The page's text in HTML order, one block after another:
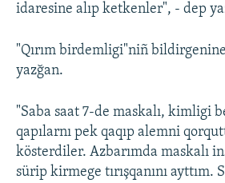
idaresine alıp ketkenler", - dep
"Qırım birdemligi"niñ
yazğan.
"Saba saat 7-de maskalı, kimligi
qapılarnı pek qaqıp alemni
kösterdiler. Azbarımda maskalı
sürip kirmege tırışqanını